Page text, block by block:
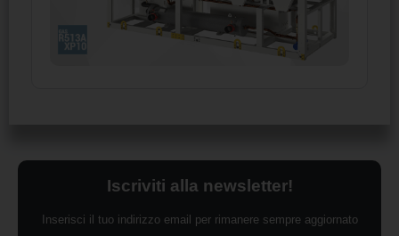
Iscriviti alla newsletter!
Inserisci il tuo indirizzo email per rimanere sempre aggiornato